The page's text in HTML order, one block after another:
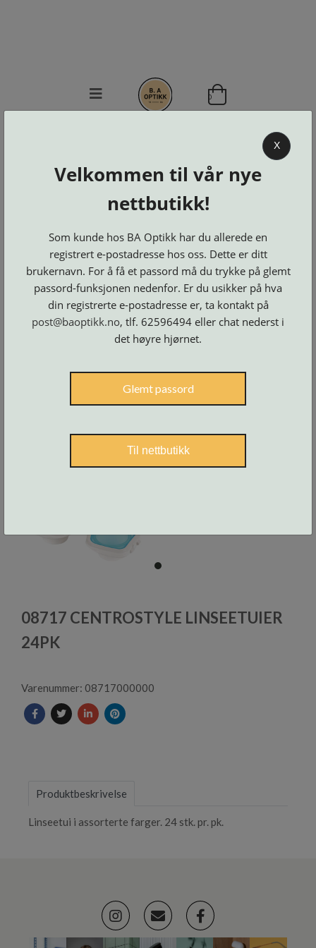
KONTAKT
BESTILL
LOGG INN
0
Brillerens
Brillesnorer
Clip-
on
og
Suncover
Etuier
Innfatninger
Lesebriller
og
Speil
Maskiner
Microkluter
Neseputer
og
Skruer
Solbriller
Verktøy
og
tilbehør
item
of
1
08717 CENTROSTYLE LINSEETUIER
24PK
Varenummer: 08717000000
Produktbeskrivelse
Linseetui i assorterte farger. 24 stk. pr. pk.
X
Velkommen til vår nye
nettbutikk!
Som kunde hos BA Optikk har du allerede en
registrert e-postadresse hos oss. Dette er ditt
brukernavn. For å få et passord må du trykke på glemt
passord-funksjonen nedenfor. Er du usikker på hva
din registrerte e-postadresse er, ta kontakt på
post@baoptikk.no, tlf. 62596494 eller chat nederst i
det høyre hjørnet.
Glemt passord
Til nettbutikk